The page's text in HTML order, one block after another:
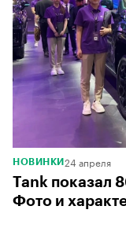
НОВИНКИ 24 апреля
Tank показал
Фото и